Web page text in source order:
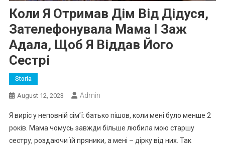
Коли Я Отримав Дім Від Дідуся,
Зателефонувала Мама І Заж
Адала, Щоб Я Віддав Його
Сестрі
Storia
August 12, 2023 Admin
Я виріс у неповній сім’ї: батько пішов, коли мені було менше 2
років. Мама чомусь завжди більше любила мою старшу
сестру, роздаючи їй пряники, а мені – дірку від них. Так